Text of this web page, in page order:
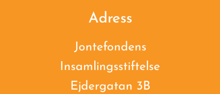
Adress
Jontefondens
Insamlingsstiftelse
Ejdergatan 3B